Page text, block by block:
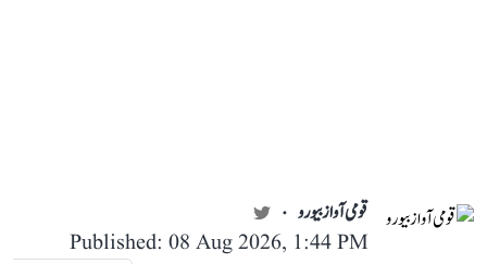
قومی آواز بیورو
Published: 08 Aug 2026, 1:44 PM